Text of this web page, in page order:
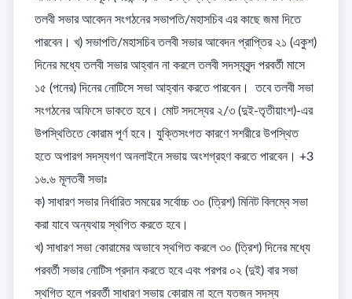
তলবী সভার আবেদন সংগঠনের সভাপতি/মহাসচিব এর কাছে জমা দিতে
পারবেন। খ) সভাপতি/মহাসচিব তলবী সভার আবেদন প্রাপ্তির ২১ (একুশ)
দিনের মধ্যে তলবী সভার আহ্বান না করলে তলবী সদস্যবৃন্দ পরবর্তী মাসে
১৫ (পনের) দিনের নোটিসে সভা আহ্বান করতে পারবেন।  তবে তলবী সভা
সংগঠনের অফিসে ডাকতে হবে। মোট সদস্যের ২/৩ (দুই-তৃতীয়াংশ)-এর
উপস্থিতিতে কোরাম পূর্ণ হবে। যুক্তিসংগত কারণে সশরীরে উপস্থিত
হতে অপারগ সদস্যগণ অনলাইনে সভায় অংশগ্রহণ করতে পারবেন। +3
১৬.৬ মূলতবী সভাঃ
ক) সাধারণ সভার নির্ধারিত সময়ের সর্বোচ্চ ৩০ (ত্রিশ) মিনিট বিলম্বে সভা
করা যাবে অন্যথায় স্থগিত করতে হবে।
খ) সাধারণ সভা কোরামের অভাবে স্থগিত করলে ৩০ (ত্রিশ) দিনের মধ্যে
পরবর্তী সভার নোটিস প্রদান করতে হবে এবং পরপর ০২ (দুই) বার সভা
স্থগিত হলে পরবর্তী সাধারণ সভায় কোরাম না হলে যতজন সদস্য